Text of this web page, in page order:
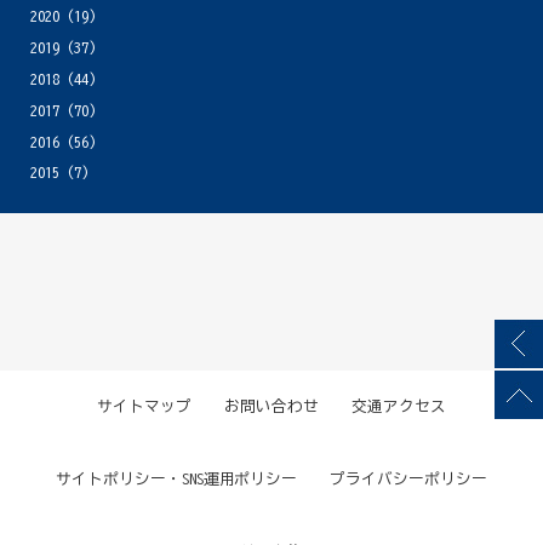
2020(19)
2019(37)
2018(44)
2017(70)
2016(56)
2015 (7)
サイトマップ お問い合わせ 交通アクセス
サイトポリシー・SNS運用ポリシー プライバシーポリシー